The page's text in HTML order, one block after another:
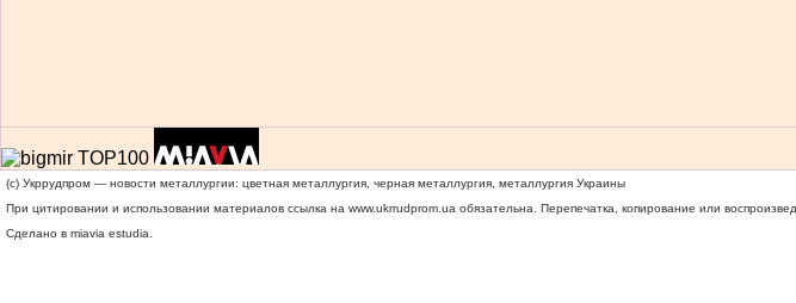
(c) Укррудпром — новости металлургии: цветная металлургия, черная металлургия, металлургия Украины
При цитировании и использовании материалов ссылка на www.ukrrudprom.ua обязательна. Перепечатка, копирование или
Сделано в miavia estudia.